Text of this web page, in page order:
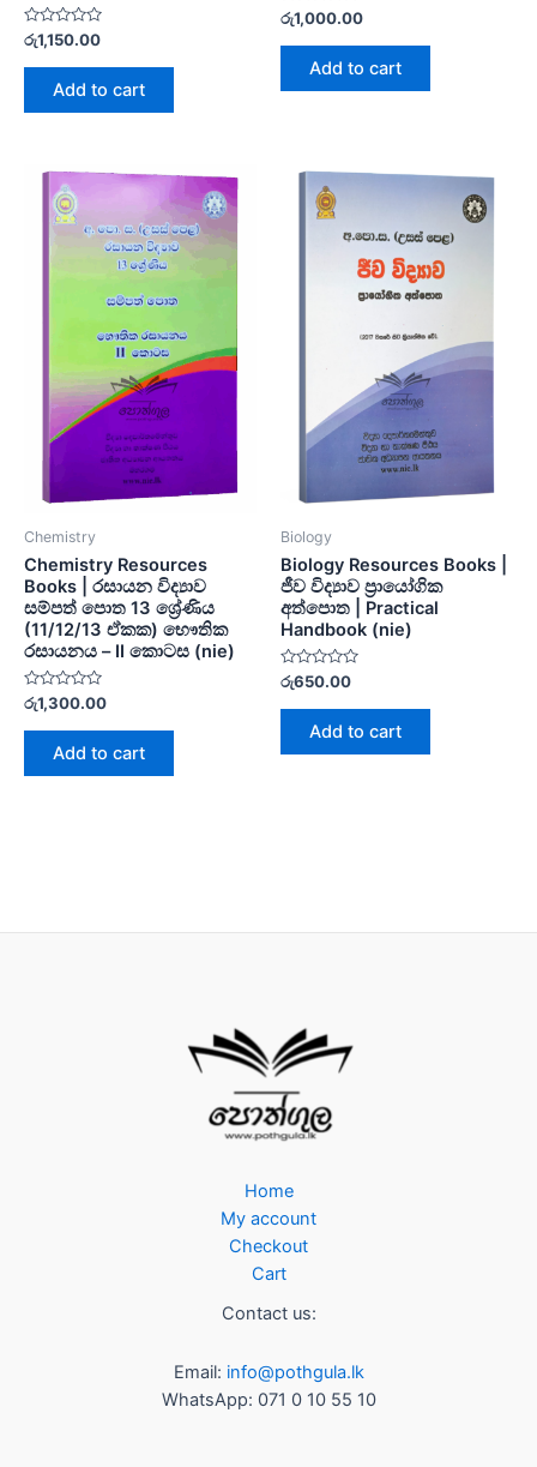
Rated
0
out
රු1,150.00
Add to cart
Rated
0
out
රු1,000.00
Add to cart
Chemistry
Chemistry Resources
Books | රසායන විද්‍යාව
සම්පත් පොත 13 ශ්‍රේණිය
(11/12/13 ඒකක) භෞතික
රසායනය – II කොටස (nie)
Rated
out
රු1,300.00
Add to cart
Biology
Biology Resources Books |
ජීව විද්‍යාව ප්‍රායෝගික
අත්පොත | Practical
Handbook (nie)
Rated
out
රු650.00
Add to cart
Home
My account
Checkout
Cart
Contact us:
Email: info@pothgula.lk
WhatsApp: 071 0 10 55 10